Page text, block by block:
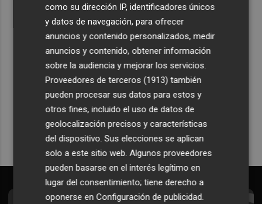
Recibe toda la actualidad de
Plaza Podcast en tu correo
Quiero suscribirme
como su dirección IP, identificadores únicos
y datos de navegación, para ofrecer
anuncios y contenido personalizados, medir
anuncios y contenido, obtener información
sobre la audiencia y mejorar los servicios.
Proveedores de terceros (1913) también
pueden procesar sus datos para estos y
otros fines, incluido el uso de datos de
geolocalización precisos y características
del dispositivo. Sus elecciones se aplican
solo a este sitio web. Algunos proveedores
pueden basarse en el interés legítimo en
lugar del consentimiento; tiene derecho a
oponerse enConfiguración de publicidad.